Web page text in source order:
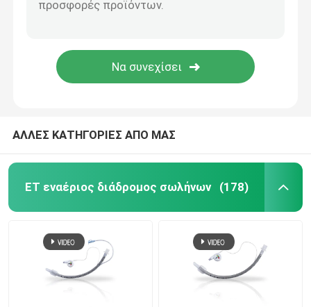
ΑΛΛΕΣ ΚΑΤΗΓΟΡΙΕΣ ΑΠΟ ΜΑΣ
ET εναέριος διάδρομος σωλήνων (178)